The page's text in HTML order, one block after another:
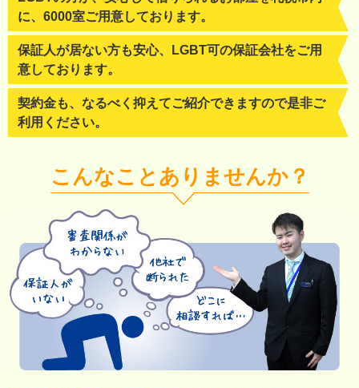
に、6000室ご用意しております。
保証人が居ない方も安心、LGBT可の保証会社をご用
意しております。
契約金も、なるべく抑えてご紹介できますので是非ご
利用ください。
こんなことありませんか？